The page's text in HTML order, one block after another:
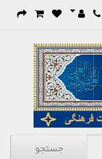
جستجو